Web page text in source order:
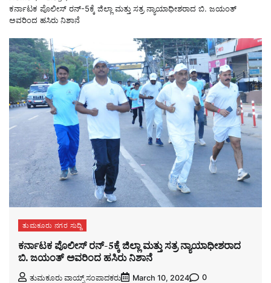
ಕರ್ನಾಟಕ ಪೊಲೀಸ್ ರನ್-5ಕ್ಕೆ ಜಿಲ್ಲಾ ಮತ್ತು ಸತ್ರ ನ್ಯಾಯಾಧೀಶರಾದ ಬಿ. ಜಯಂತ್
ಅವರಿಂದ ಹಸಿರು ನಿಶಾನೆ
ತುಮಕೂರು ನಗರ ಸುದ್ದಿ
ಕರ್ನಾಟಕ ಪೊಲೀಸ್ ರನ್-5ಕ್ಕೆ ಜಿಲ್ಲಾ ಮತ್ತು ಸತ್ರ ನ್ಯಾಯಾಧೀಶರಾದ
ಬಿ. ಜಯಂತ್ ಅವರಿಂದ ಹಸಿರು ನಿಶಾನೆ
ತುಮಕೂರು ವಾಯ್ಸ್ ಸಂಪಾದಕರು March 10, 2024 0